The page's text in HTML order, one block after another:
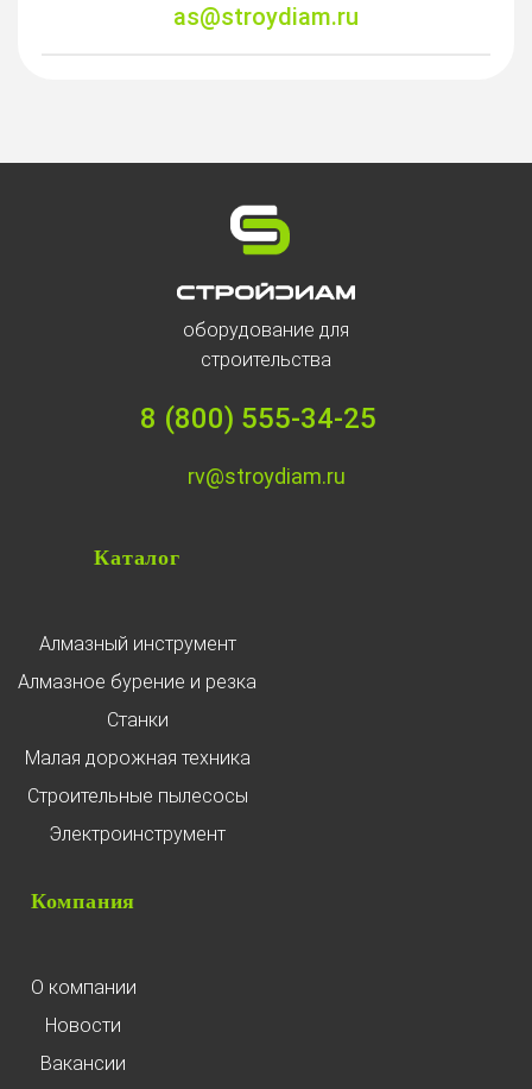
as@stroydiam.ru
оборудование для
строительства
8 (800) 555-34-25
rv@stroydiam.ru
Каталог
Алмазный инструмент
Алмазное бурение и резка
Станки
Малая дорожная техника
Строительные пылесосы
Электроинструмент
Компания
О компании
Новости
Вакансии